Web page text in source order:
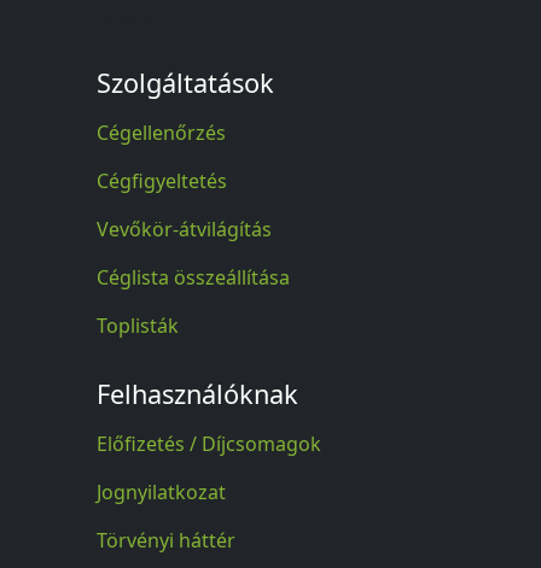
Szolgáltatások
Cégellenőrzés
Cégfigyeltetés
Vevőkör-átvilágítás
Céglista összeállítása
Toplisták
Felhasználóknak
Előfizetés / Díjcsomagok
Jognyilatkozat
Törvényi háttér